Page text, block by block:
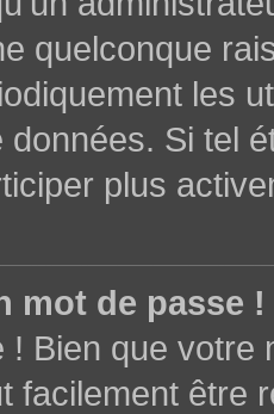
quelconque
les
données. Si tel
plus
mot de passe !
! Bien que
facilement être